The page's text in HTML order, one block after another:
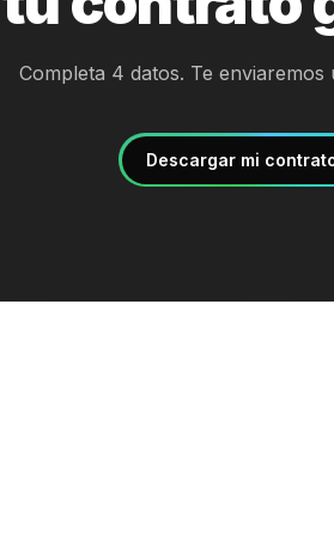
Completa 4 datos. Te
Descargar mi